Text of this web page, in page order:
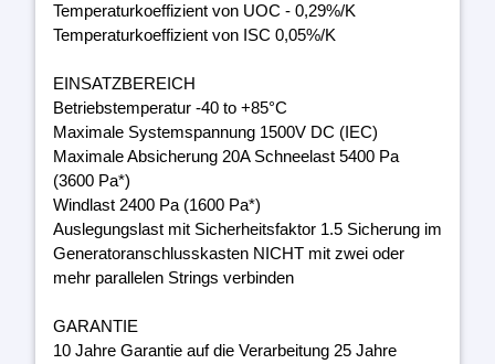
Temperaturkoeffizient von UOC - 0,29%/K
Temperaturkoeffizient von ISC 0,05%/K
EINSATZBEREICH
Betriebstemperatur -40 to +85°C
Maximale Systemspannung 1500V DC (IEC)
Maximale Absicherung 20A Schneelast 5400 Pa
(3600 Pa*)
Windlast 2400 Pa (1600 Pa*)
Auslegungslast mit Sicherheitsfaktor 1.5 Sicherung im
Generatoranschlusskasten NICHT mit zwei oder
mehr parallelen Strings verbinden
GARANTIE
10 Jahre Garantie auf die Verarbeitung 25 Jahre